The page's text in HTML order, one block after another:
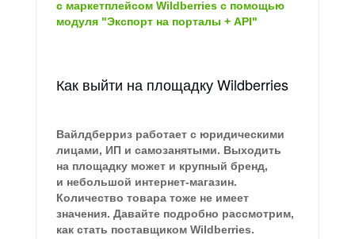
с маркетплейсом Wildberries с помощью
модуля "Экспорт на порталы + API"
Как выйти на площадку Wildberries
Вайлдберриз работает с юридическими
лицами, ИП и самозанятыми. Выходить
на площадку может и крупный бренд,
и небольшой интернет-магазин.
Количество товара тоже не имеет
значения. Давайте подробно рассмотрим,
как стать поставщиком Wildberries.